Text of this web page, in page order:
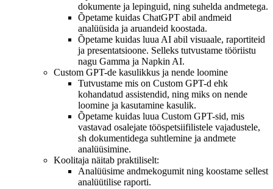
dokumente ja lepinguid, ning suhelda andmetega.
Õpetame kuidas ChatGPT abil andmeid
analüüsida ja aruandeid koostada.
Õpetame kuidas luua AI abil visuaale, raportiteid
ja presentatsioone. Selleks tutvustame tööriistu
nagu Gamma ja Napkin AI.
Custom GPT-de kasulikkus ja nende loomine
Tutvustame mis on Custom GPT-d ehk
kohandatud assistendid, ning miks on nende
loomine ja kasutamine kasulik.
Õpetame kuidas luua Custom GPT-sid, mis
vastavad osalejate tööspetsiifilistele vajadustele,
sh dokumentidega suhtlemine ja andmete
analüüsimine.
Koolitaja näitab praktiliselt:
Analüüsime andmekogumit ning koostame sellest
analüütilise raporti.